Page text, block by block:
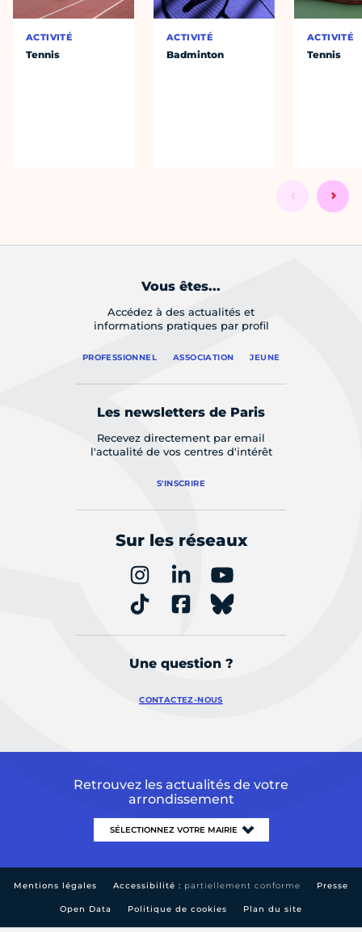
ACTIVITÉ
Tennis
ACTIVITÉ
Badminton
ACTIVITÉ
Tennis
Vous êtes...
Accédez à des actualités et
informations pratiques par profil
PROFESSIONNEL ASSOCIATION JEUNE
Les newsletters de Paris
Recevez directement par email
l'actualité de vos centres d'intérêt
S'INSCRIRE
Sur les réseaux
Une question ?
CONTACTEZ-NOUS
Retrouvez les actualités de votre
arrondissement
Mentions légales Accessibilité : partiellement conforme Presse
Open Data Politique de cookies Plan du site